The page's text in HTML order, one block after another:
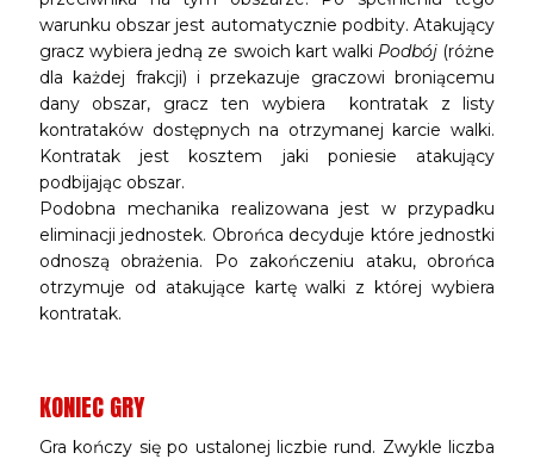
warunku obszar jest automatycznie podbity. Atakujący
gracz wybiera jedną ze swoich kart walki Podbój(różne
dla każdej frakcji) i przekazuje graczowi broniącemu
dany obszar, gracz ten wybiera kontratak z listy
kontrataków dostępnych na otrzymanej karcie walki.
Kontratak jest kosztem jaki poniesie atakujący
podbijając obszar.
Podobna mechanika realizowana jest w przypadku
eliminacji jednostek. Obrońca decyduje które jednostki
odnoszą obrażenia. Po zakończeniu ataku, obrońca
otrzymuje od atakujące kartę walki z której wybiera
kontratak.
KONIEC GRY
Gra kończy się po ustalonej liczbie rund. Zwykle liczba